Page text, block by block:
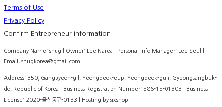
Terms of Use
Privacy Policy
Confirm Entrepreneur Information
Company Name: snug | Owner: Lee Narea | Personal Info Manager: Lee Seul |
Email: snugkorea@gmail.com
Address: 350, Gangbyeon-gil, Yeongdeok-eup, Yeongdeok-gun, Gyeongsangbuk-
do, Republic of Korea | Business Registration Number: 586-15-01303 | Business
License: 2020-울산동구-0133 | Hosting by sixshop